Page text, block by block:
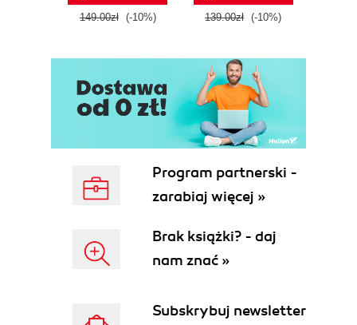
149.00zł (-10%) 139.00zł (-10%)
Program partnerski -
zarabiaj więcej »
Brak książki? - daj
nam znać »
Subskrybuj newsletter